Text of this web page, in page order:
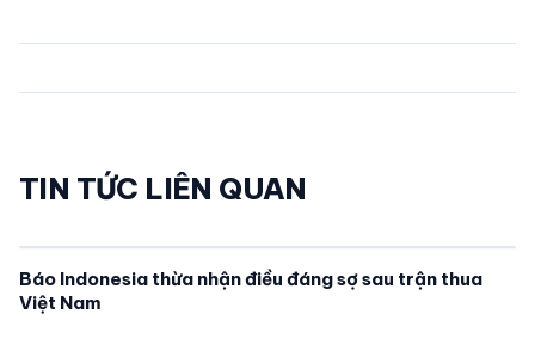
TIN TỨC LIÊN QUAN
Báo Indonesia thừa nhận điều đáng sợ sau trận thua
Việt Nam